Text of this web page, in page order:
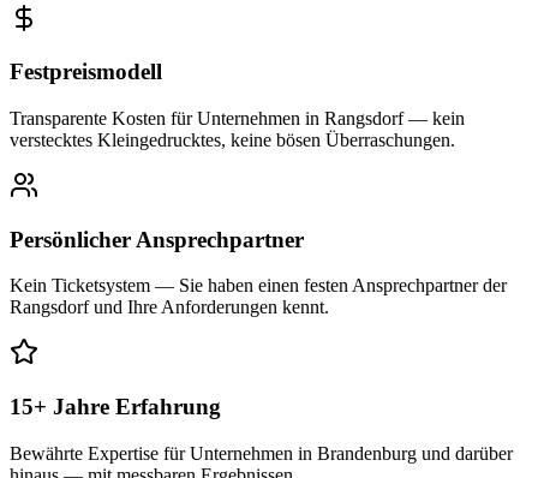
Festpreismodell
Transparente Kosten für Unternehmen in Rangsdorf — kein
verstecktes Kleingedrucktes, keine bösen Überraschungen.
Persönlicher Ansprechpartner
Kein Ticketsystem — Sie haben einen festen Ansprechpartner der
Rangsdorf und Ihre Anforderungen kennt.
15+ Jahre Erfahrung
Bewährte Expertise für Unternehmen in Brandenburg und darüber